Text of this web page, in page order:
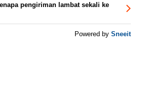
pengiriman lambat sekali ke
Powered by Sneeit